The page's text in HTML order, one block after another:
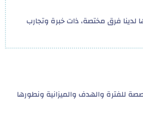
فرق مختصة، ذات خبرة وتجارب
للفترة والهدف والميزانية ونطورها